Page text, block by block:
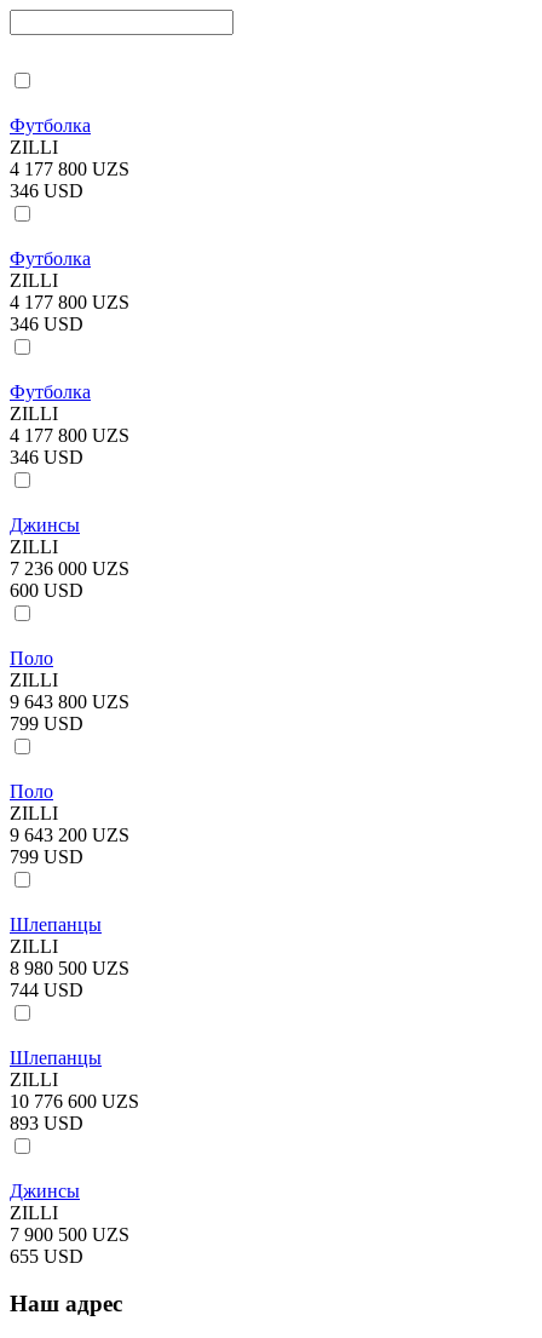
Футболка
ZILLI
4 177 800 UZS
346 USD
Футболка
ZILLI
4 177 800 UZS
346 USD
Футболка
ZILLI
4 177 800 UZS
346 USD
Джинсы
ZILLI
7 236 000 UZS
600 USD
Поло
ZILLI
9 643 800 UZS
799 USD
Поло
ZILLI
9 643 200 UZS
799 USD
Шлепанцы
ZILLI
8 980 500 UZS
744 USD
Шлепанцы
ZILLI
10 776 600 UZS
893 USD
Джинсы
ZILLI
7 900 500 UZS
655 USD
Наш адрес